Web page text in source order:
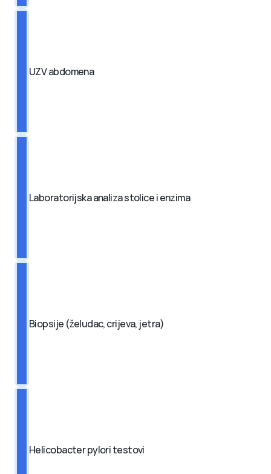
UZV abdomena
Laboratorijska analiza stolice i enzima
Biopsije (želudac, crijeva, jetra)
Helicobacter pylori testovi